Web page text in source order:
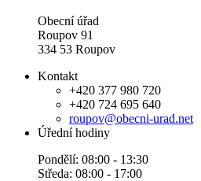
Obecní úřad
Roupov 91
334 53 Roupov
Kontakt
+420 377 980 720
+420 724 695 640
roupov@obecni-urad.net
Úřední hodiny
Pondělí: 08:00 - 13:30
Středa: 08:00 - 17:00